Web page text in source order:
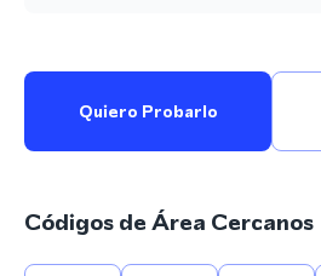
Quiero Probarlo
Códigos de Área Cercanos